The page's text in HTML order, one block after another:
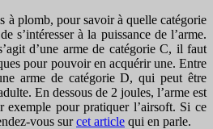
à plomb, pour savoir à quelle catégorie
s’intéresser à la puissance de l’arme.
d’une arme de catégorie C, il faut
pour pouvoir en acquérir une. Entre
arme de catégorie D, qui peut être
En dessous de 2 joules, l’arme est
exemple pour pratiquer l’airsoft. Si ce
vous surcet article qui en parle.